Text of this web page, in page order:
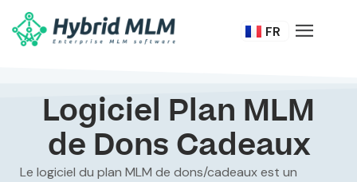
FR
IT
Logiciel Plan MLM
de Dons Cadeaux
Le logiciel du plan MLM de dons/cadeaux est un